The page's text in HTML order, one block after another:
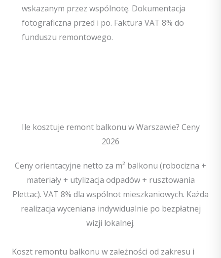
wskazanym przez wspólnotę. Dokumentacja
fotograficzna przed i po. Faktura VAT 8% do
funduszu remontowego.
Ile kosztuje remont balkonu w Warszawie? Ceny
2026
Ceny orientacyjne netto za m² balkonu (robocizna +
materiały + utylizacja odpadów + rusztowania
Plettac). VAT 8% dla wspólnot mieszkaniowych. Każda
realizacja wyceniana indywidualnie po bezpłatnej
wizji lokalnej.
Koszt remontu balkonu w zależności od zakresu i